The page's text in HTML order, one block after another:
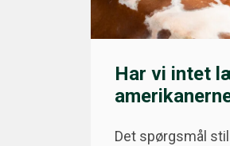
Har vi intet
Det spørgsmål